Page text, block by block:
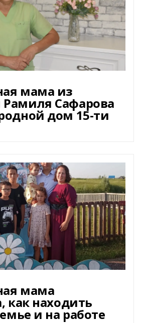
мама из
Сафарова
дом 15-ти
мама
как находить
и на работе